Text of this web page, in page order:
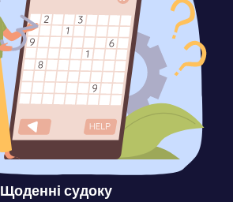
Щоденні судоку